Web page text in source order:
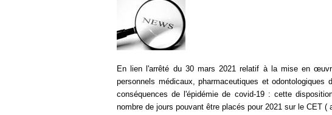
En lien l'arrêté du 30 mars 2021 relatif à la mise en
personnels médicaux, pharmaceutiques et
conséquences de l'épidémie de covid-19 : cette
nombre de jours pouvant être placés pour 2021 sur le CET (